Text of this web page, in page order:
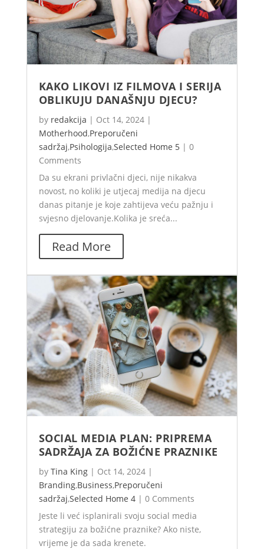
KAKO LIKOVI IZ FILMOVA I SERIJA
OBLIKUJU DANAŠNJU DJECU?
by redakcija | Oct 14, 2024 |
Motherhood,Preporučeni
sadržaj,Psihologija,Selected Home 5 | 0
Comments
Da su ekrani privlačni djeci, nije nikakva
novost, no koliki je utjecaj medija na djecu
danas pitanje je koje zahtijeva veću pažnju i
svjesno djelovanje.Kolika je sreća...
Read More
SOCIAL MEDIA PLAN: PRIPREMA
SADRŽAJA ZA BOŽIĆNE PRAZNIKE
by Tina King | Oct 14, 2024 |
Branding,Business,Preporučeni
sadržaj,Selected Home 4 | 0 Comments
Jeste li već isplanirali svoju social media
strategiju za božićne praznike? Ako niste,
vrijeme je da sada krenete.